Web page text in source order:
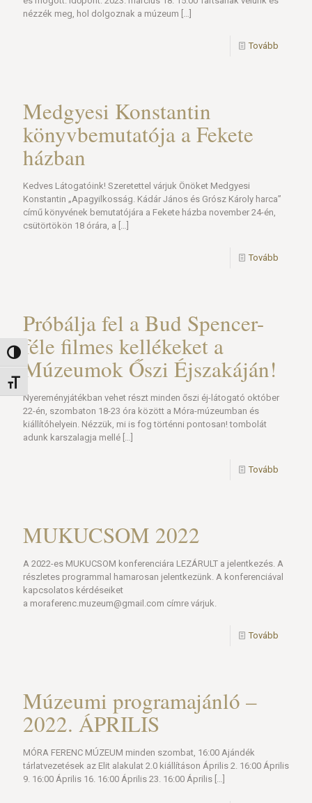
Nagy kontraszt váltása
Betűméret váltása
nézzék meg, hol dolgoznak a múzeum […]
Tovább
Medgyesi Konstantin
könyvbemutatója a Fekete
házban
Kedves Látogatóink! Szeretettel várjuk Önöket Medgyesi
Konstantin „Apagyilkosság. Kádár János és Grósz Károly harca”
című könyvének bemutatójára a Fekete házba november 24-én,
csütörtökön 18 órára, a […]
Tovább
Próbálja fel a Bud Spencer-
féle filmes kellékeket a
Múzeumok Őszi Éjszakáján!
Nyereményjátékban vehet részt minden őszi éj-látogató október
22-én, szombaton 18-23 óra között a Móra-múzeumban és
kiállítóhelyein. Nézzük, mi is fog történni pontosan! tombolát
adunk karszalagja mellé […]
Tovább
MUKUCSOM 2022
A 2022-es MUKUCSOM konferenciára LEZÁRULT a jelentkezés. A
részletes programmal hamarosan jelentkezünk. A konferenciával
kapcsolatos kérdéseiket
a moraferenc.muzeum@gmail.com címre várjuk.
Tovább
Múzeumi programajánló –
2022. ÁPRILIS
MÓRA FERENC MÚZEUM minden szombat, 16:00 Ajándék
tárlatvezetések az Elit alakulat 2.0 kiállításon Április 2. 16:00 Április
9. 16:00 Április 16. 16:00 Április 23. 16:00 Április […]